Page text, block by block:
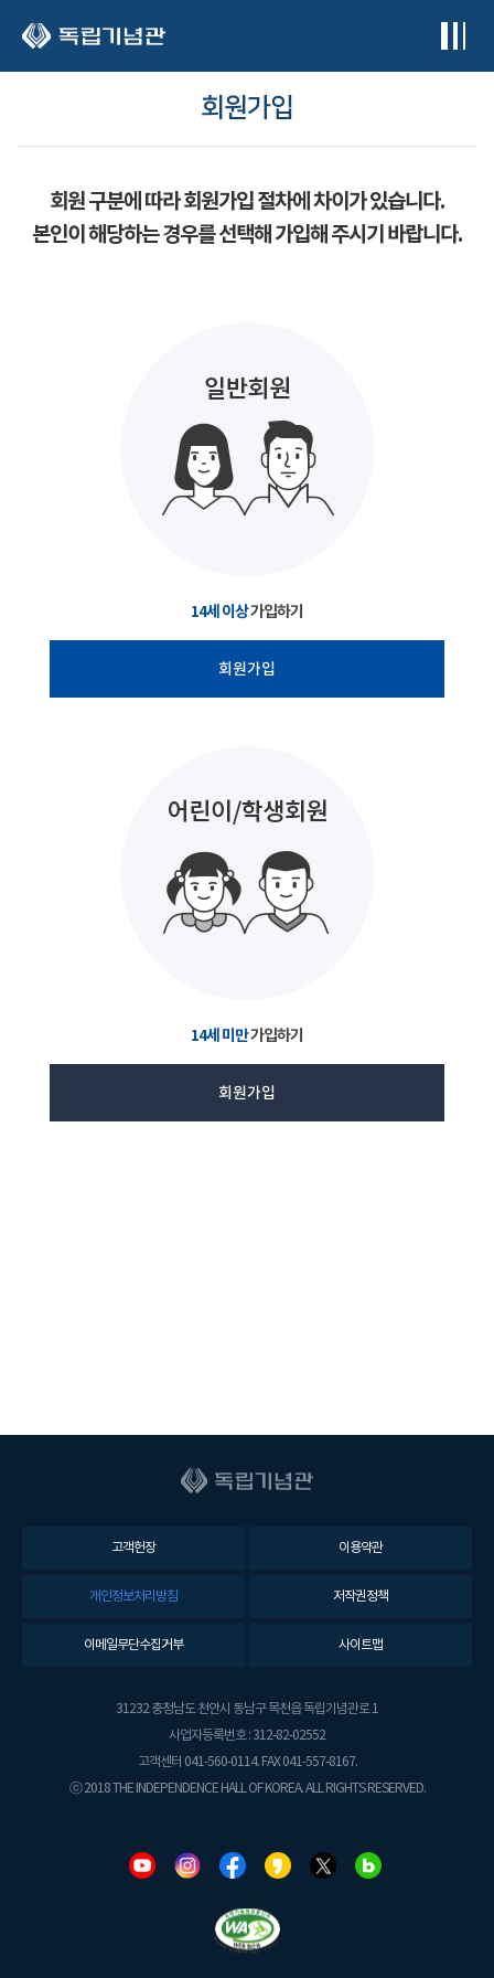
회원가입
회원 구분에 따라 회원가입 절차에 차이가 있습니다.
본인이 해당하는 경우를 선택해 가입해 주시기 바랍니다.
14세 이상가입하기
회원가입
14세 미만가입하기
회원가입
고객헌장 이용약관
개인정보처리방침 저작권정책
이메일무단수집거부 사이트맵
31232 충청남도 천안시 동남구 목천읍 독립기념관로 1
사업자등록번호 : 312-82-02552
고객센터 041-560-0114. FAX 041-557-8167.
ⓒ 2018 THE INDEPENDENCE HALL OF KOREA. ALL RIGHTS RESERVED.